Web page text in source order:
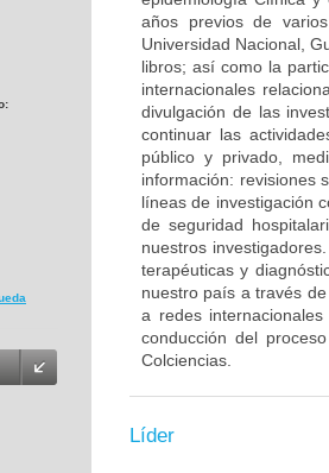
años previos de
Universidad Nacional,
libros; así como la
internacionales
divulgación de las
continuar las
público y privado,
información: revisiones
líneas de investigación
de seguridad
nuestros
terapéuticas y
nuestro país a través
a redes
conducción del
Colciencias.
Líder